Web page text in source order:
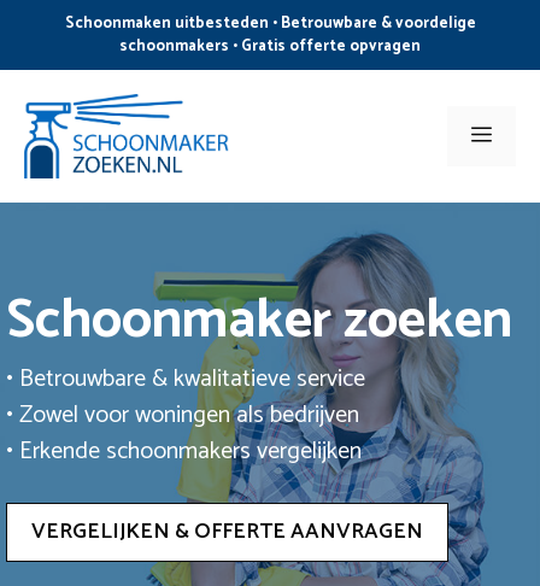
de
inhoud
Schoonmaken uitbesteden • Betrouwbare & voordelige
schoonmakers • Gratis offerte opvragen
Menu
Schoonmaker zoeken
• Betrouwbare & kwalitatieve service
• Zowel voor woningen als bedrijven
• Erkende schoonmakers vergelijken
VERGELIJKEN & OFFERTE AANVRAGEN